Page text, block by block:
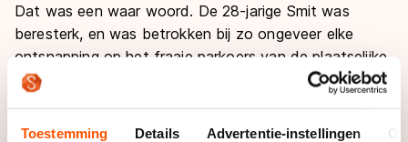
Toestemming Details Advertentie-instellingen
Dat was een waar woord. De 28-jarige Smit was
beresterk, en was betrokken bij zo ongeveer elke
ontsnapping op het fraaie parkoers van de plaatselijke
wielerclub. ’’Ik voel me ook heel goed’’, erkende de man
beter te worden.’’